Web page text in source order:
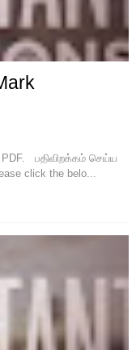
பதிவிறக்கம் செய்ய
click the belo...